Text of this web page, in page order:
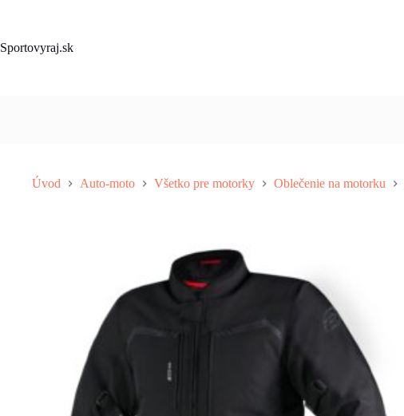
Sportovyraj.sk
Úvod Auto-moto Všetko pre motorky Oblečenie na motorku